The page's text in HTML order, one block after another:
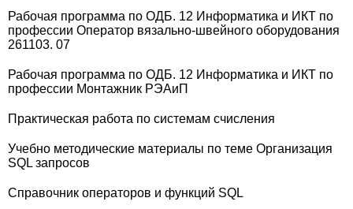
Рабочая программа по ОДБ. 12 Информатика и ИКТ по
профессии Оператор вязально-швейного оборудования
261103. 07
Рабочая программа по ОДБ. 12 Информатика и ИКТ по
профессии Монтажник РЭАиП
Практическая работа по системам счисления
Учебно методические материалы по теме Организация
SQL запросов
Справочник операторов и функций SQL